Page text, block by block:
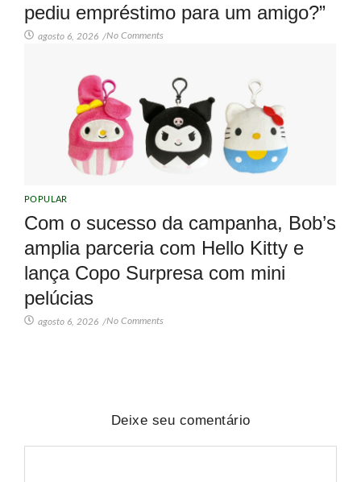
pediu empréstimo para um amigo?”
agosto 6, 2026 /No Comments
POPULAR
Com o sucesso da campanha, Bob’s
amplia parceria com Hello Kitty e
lança Copo Surpresa com mini
pelúcias
agosto 6, 2026 /No Comments
Deixe seu comentário